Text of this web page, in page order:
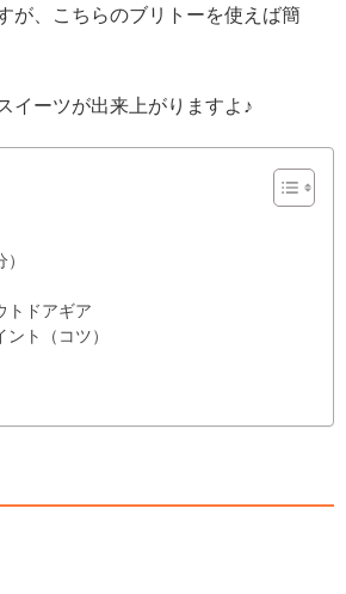
が、こちらのブリトーを使えば簡
イーツが出来上がりますよ♪
トドアギア
ト（コツ）